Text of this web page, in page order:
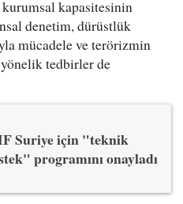
kapasitesinin
denetim, dürüstlük
mücadele ve terörizmin
tedbirler de
Suriye için "teknik
programını onayladı